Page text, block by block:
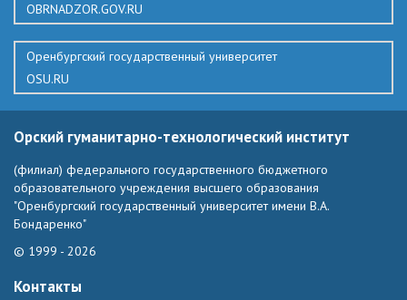
OBRNADZOR.GOV.RU
Оренбургский государственный университет
OSU.RU
Орский гуманитарно-технологический институт
(филиал) федерального государственного бюджетного
образовательного учреждения высшего образования
"Оренбургский государственный университет имени В.А.
Бондаренко"
© 1999 - 2026
Контакты